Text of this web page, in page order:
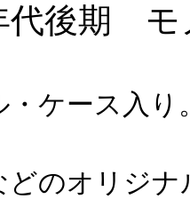
代後期 モ
・ケース入り
どのオリジ